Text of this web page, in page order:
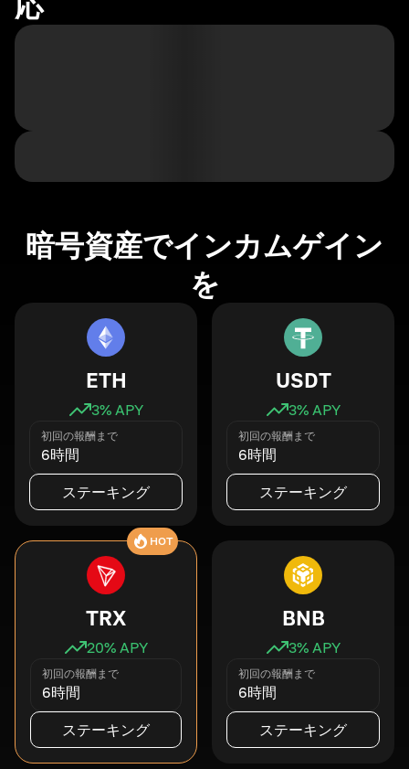
暗号資産でインカムゲイン
を
ETH
3% APY
初回の報酬まで
6時間
ステーキング
USDT
3% APY
初回の報酬まで
6時間
ステーキング
HOT
TRX
20% APY
初回の報酬まで
6時間
ステーキング
BNB
3% APY
初回の報酬まで
6時間
ステーキング